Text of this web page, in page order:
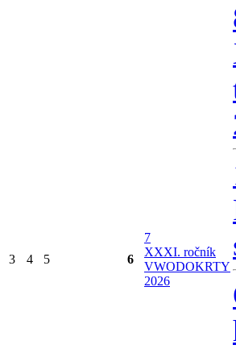
3 4 5 6
7
XXXI. ročník
VWODOKRTY
2026